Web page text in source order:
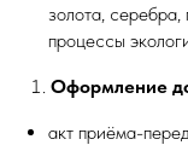
золота,
процессы
Оформление
акт приёма-